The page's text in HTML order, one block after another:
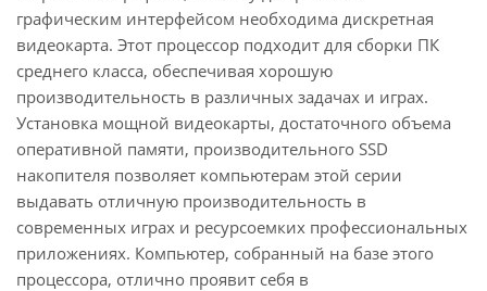
графическим интерфейсом необходима дискретная
видеокарта. Этот процессор подходит для сборки ПК
среднего класса, обеспечивая хорошую
производительность в различных задачах и играх.
Установка мощной видеокарты, достаточного объема
оперативной памяти, производительного SSD
накопителя позволяет компьютерам этой серии
выдавать отличную производительность в
современных играх и ресурсоемких профессиональных
приложениях. Компьютер, собранный на базе этого
процессора, отлично проявит себя в